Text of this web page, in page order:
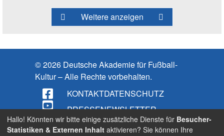
Weitere anzeigen
© 2026 Deutsche Akademie für Fußball-
Kultur – Alle Rechte vorbehalten.
KONTAKTDATENSCHUTZ
PRESSENEWSLETTER
IMPRESSUM
Hallo! Könnten wir bitte einige zusätzliche Dienste für Besucher-
Statistiken & Externen Inhalt aktivieren? Sie können Ihre